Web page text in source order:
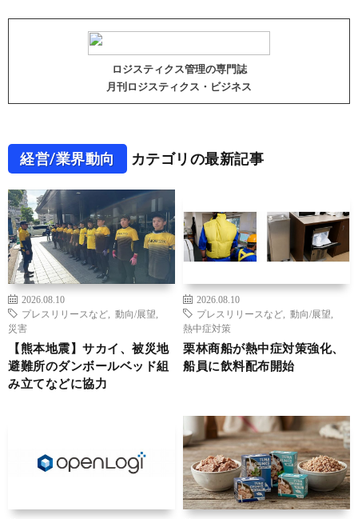
ロジスティクス管理の専門誌
月刊ロジスティクス・ビジネス
経営/業界動向 カテゴリの最新記事
2026.08.10
プレスリリースなど
動向/展望
災害
【熊本地震】サカイ、被災地
避難所のダンボールベッド組
み立てなどに協力
2026.08.10
プレスリリースなど
動向/展望
熱中症対策
栗林商船が熱中症対策強化、
船員に飲料配布開始